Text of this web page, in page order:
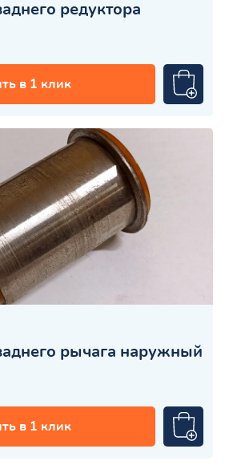
редуктора
в 1 клик
рычага наружный
в 1 клик